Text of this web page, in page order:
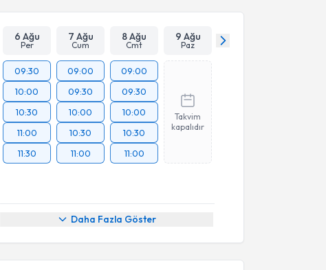
6 Ağu
Per
7 Ağu
Cum
8 Ağu
Cmt
9 Ağu
Paz
09:30
10:00
10:30
11:00
11:30
09:00
09:30
10:00
10:30
11:00
09:00
09:30
10:00
10:30
11:00
Takvim
kapalıdır
Daha Fazla Göster